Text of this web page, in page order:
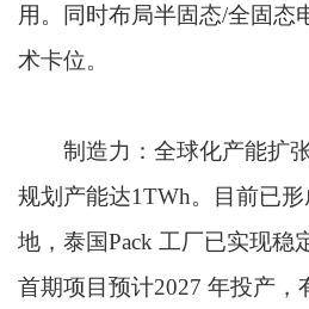
用。同时布局半固态/全固态
术卡位。
制造力：全球化产能扩
规划产能达1TWh。目前已
地，泰国Pack 工厂已实现稳
首期项目预计2027 年投产，